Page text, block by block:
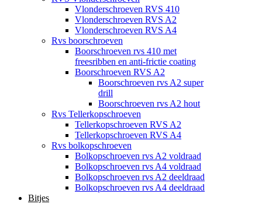
Vlonderschroeven RVS 410
Vlonderschroeven RVS A2
Vlonderschroeven RVS A4
Rvs boorschroeven
Boorschroeven rvs 410 met
freesribben en anti-frictie coating
Boorschroeven RVS A2
Boorschroeven rvs A2 super
drill
Boorschroeven rvs A2 hout
Rvs Tellerkopschroeven
Tellerkopschroeven RVS A2
Tellerkopschroeven RVS A4
Rvs bolkopschroeven
Bolkopschroeven rvs A2 voldraad
Bolkopschroeven rvs A4 voldraad
Bolkopschroeven rvs A2 deeldraad
Bolkopschroeven rvs A4 deeldraad
Bitjes